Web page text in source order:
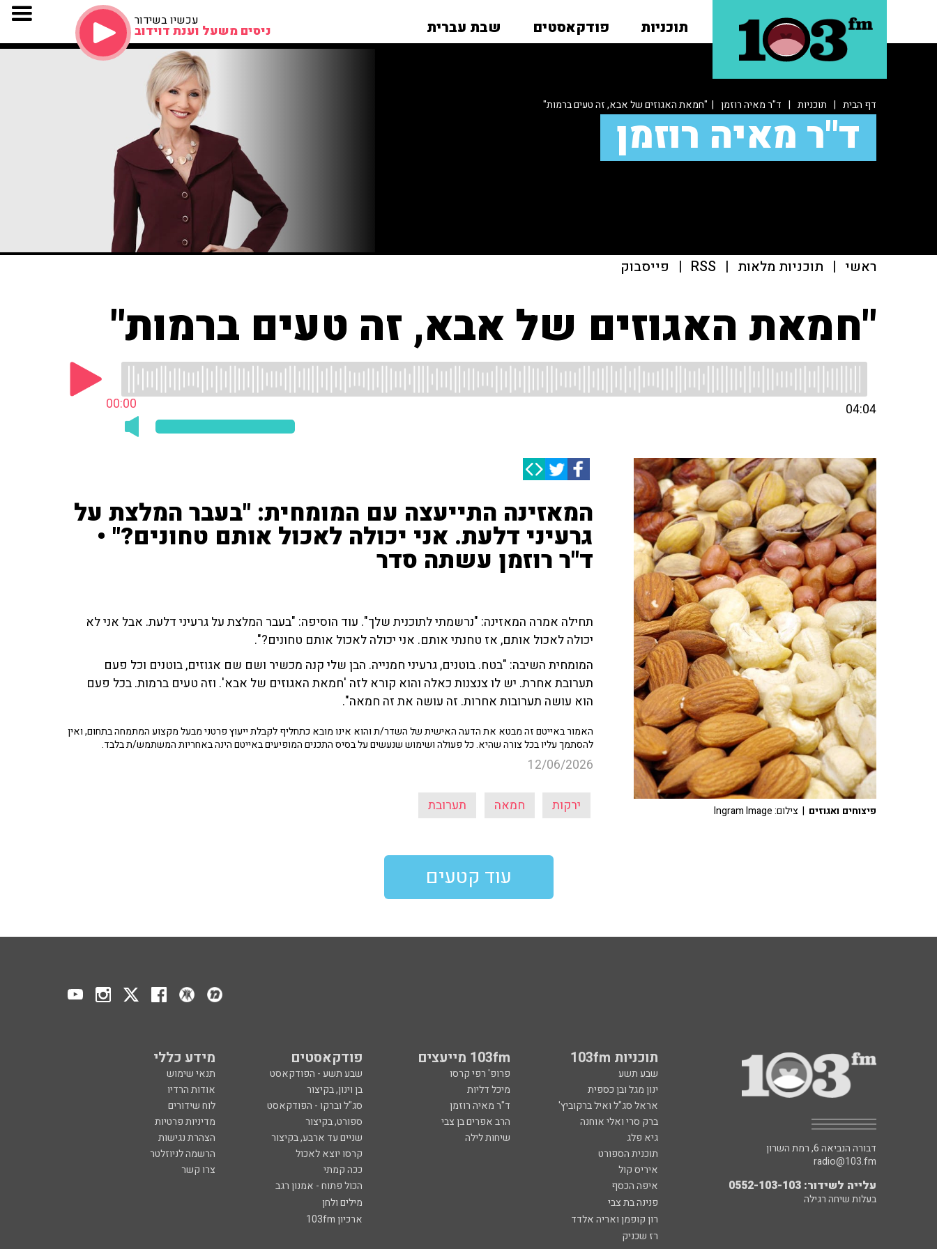
תוכניות פודקאסטים שבת עברית עכשיו בשידור
ניסים משעל וענת דוידוב
דף הבית | תוכניות | ד"ר מאיה רוזמן | "חמאת האגוזים של אבא, זה טעים ברמות"
ד"ר מאיה רוזמן
ראשי | תוכניות מלאות |
RSS
| פייסבוק
"חמאת האגוזים של אבא, זה טעים ברמות"
00:00 04:04
המאזינה התייעצה עם המומחית: "בעבר המלצת על
גרעיני דלעת. אני יכולה לאכול אותם טחונים?" •
ד"ר רוזמן עשתה סדר
תחילה אמרה המאזינה: "נרשמתי לתוכנית שלך". עוד הוסיפה: "בעבר המלצת על גרעיני דלעת. אבל אני לא
יכולה לאכול אותם, אז טחנתי אותם. אני יכולה לאכול אותם טחונים?".
המומחית השיבה: "בטח. בוטנים, גרעיני חמנייה. הבן שלי קנה מכשיר ושם שם אגוזים, בוטנים וכל פעם
תערובת אחרת. יש לו צנצנות כאלה והוא קורא לזה 'חמאת האגוזים של אבא'. וזה טעים ברמות. בכל פעם
הוא עושה תערובות אחרות. זה עושה את זה חמאה".
האמור באייטם זה מבטא את הדעה האישית של השדר/ת והוא אינו מובא כתחליף לקבלת ייעוץ פרטני מבעל מקצוע המתמחה בתחום, ואין
להסתמך עליו בכל צורה שהיא. כל פעולה ושימוש שנעשים על בסיס התכנים המופיעים באייטם הינה באחריות המשתמש/ת בלבד.
12/06/2026
ירקות חמאה תערובת פיצוחים ואגוזים | צילום: Ingram Image
עוד קטעים
תוכניות 103fm 103fm מייעצים פודקאסטים מידע כללי
שבע תשע פרופ' רפי קרסו שבע תשע - הפודקאסט
תנאי שימוש
ינון מגל ובן כספית
מיכל דליות בן וינון, בקיצור
אודות הרדיו
אראל סג"ל ואיל ברקוביץ'
ד"ר מאיה רוזמן סג"ל וברקו - הפודקאסט
לוח שידורים
ברק סרי ואלי אוחנה
הרב אפרים בן צבי ספורט, בקיצור
מדיניות פרטיות
גיא פלג
שיחות לילה שניים עד ארבע, בקיצור
הצהרת נגישות
תוכנית הספורט
קרסו יוצא לאכול
הרשמה לניוזלטר
איריס קול
ככה קמתי
צרו קשר
איפה הכסף
הכול פתוח - אמנון רגב
פנינה בת צבי
מילים ולחן
רון קופמן ואריה אלדד
ארכיון 103fm
רז שכניק
דבורה הנביאה 6, רמת השרון
radio@103.fm
עלייה לשידור: 0552-103-103
בעלות שיחה רגילה